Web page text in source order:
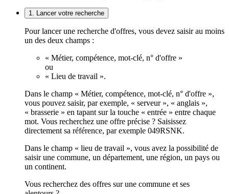
1. Lancer votre recherche
Pour lancer une recherche d'offres, vous devez saisir au moins
un des deux champs :
« Métier, compétence, mot-clé, n° d'offre »
ou
« Lieu de travail ».
Dans le champ « Métier, compétence, mot-clé, n° d'offre »,
vous pouvez saisir, par exemple, « serveur », « anglais »,
« brasserie » en tapant sur la touche « entrée » entre chaque
mot. Vous recherchez une offre précise ? Saisissez
directement sa référence, par exemple 049RSNK.
Dans le champ « lieu de travail », vous avez la possibilité de
saisir une commune, un département, une région, un pays ou
un continent.
Vous recherchez des offres sur une commune et ses